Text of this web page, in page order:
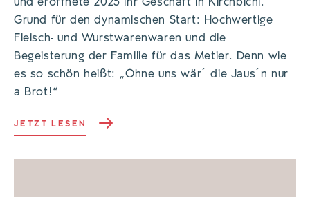
Grund für den dynamischen Start: Hochwertige
Fleisch- und Wurstwarenwaren und die
Begeisterung der Familie für das Metier. Denn wie
es so schön heißt: „Ohne uns wär´ die Jaus´n nur
a Brot!“
JETZT LESEN